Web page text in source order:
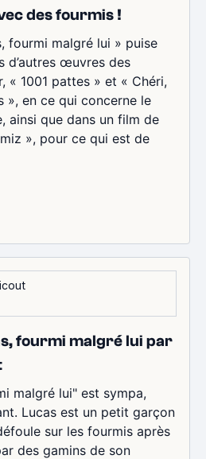
des fourmis !
fourmi malgré lui » puise
d’autres œuvres des
« 1001 pattes » et « Chéri,
», en ce qui concerne le
ainsi que dans un film de
», pour ce qui est de
fourmi malgré lui par
malgré lui" est sympa,
Lucas est un petit garçon
sur les fourmis après
des gamins de son